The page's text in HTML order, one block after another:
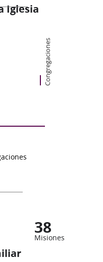
Iglesia
Congregaciones
38
Misiones